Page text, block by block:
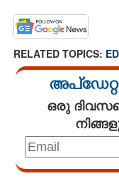
RELATED TOPICS:
ഒരു